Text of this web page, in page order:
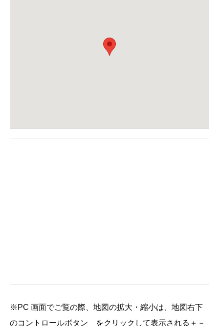
※PC 画面でご覧の際、地図の拡大・縮小は、地図右下
のコントロールボタン
をクリックして表示される ＋ －